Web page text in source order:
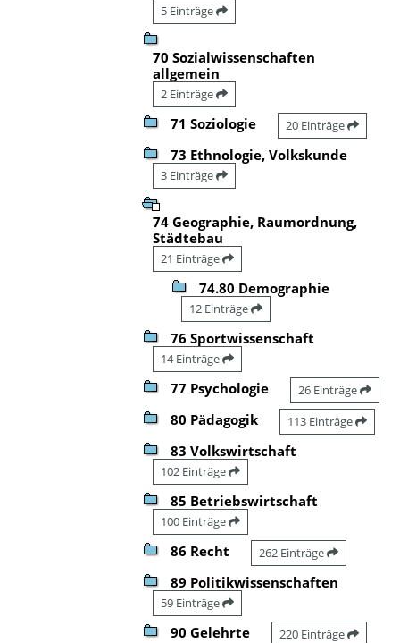
5 Einträge
70 Sozialwissenschaften
allgemein
2 Einträge
71 Soziologie 20 Einträge
73 Ethnologie, Volkskunde
3 Einträge
74 Geographie, Raumordnung,
Städtebau
21 Einträge
74.80 Demographie
12 Einträge
76 Sportwissenschaft
14 Einträge
77 Psychologie 26 Einträge
80 Pädagogik 113 Einträge
83 Volkswirtschaft
102 Einträge
85 Betriebswirtschaft
100 Einträge
86 Recht 262 Einträge
89 Politikwissenschaften
59 Einträge
90 Gelehrte 220 Einträge